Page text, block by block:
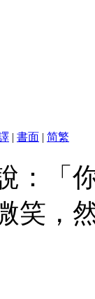
| 書面 | 简繁
：「
笑，